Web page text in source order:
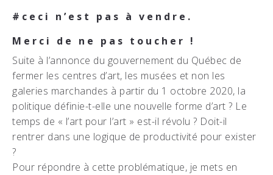
#ceci n’est pas à vendre.
Merci de ne pas toucher !
Suite à l’annonce du gouvernement du Québec de
fermer les centres d’art, les musées et non les
galeries marchandes à partir du 1 octobre 2020, la
politique définie-t-elle une nouvelle forme d’art ? Le
temps de « l’art pour l’art » est-il révolu ? Doit-il
rentrer dans une logique de productivité pour exister
?
Pour répondre à cette problématique, je mets en